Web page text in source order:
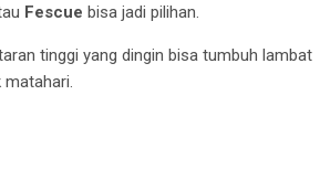
Fescue bisa jadi pilihan.
tinggi yang dingin bisa tumbuh lambat